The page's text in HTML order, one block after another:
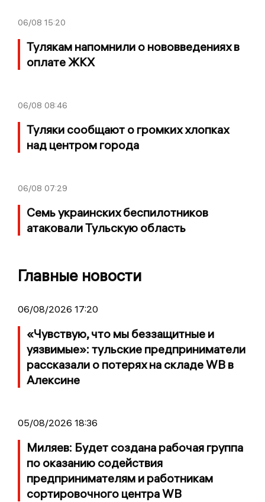
06/08 15:20
Тулякам напомнили о нововведениях в
оплате ЖКХ
06/08 08:46
Туляки сообщают о громких хлопках
над центром города
06/08 07:29
Семь украинских беспилотников
атаковали Тульскую область
Главные новости
06/08/2026 17:20
«Чувствую, что мы беззащитные и
уязвимые»: тульские предприниматели
рассказали о потерях на складе WB в
Алексине
05/08/2026 18:36
Миляев: Будет создана рабочая группа
по оказанию содействия
предпринимателям и работникам
сортировочного центра WB